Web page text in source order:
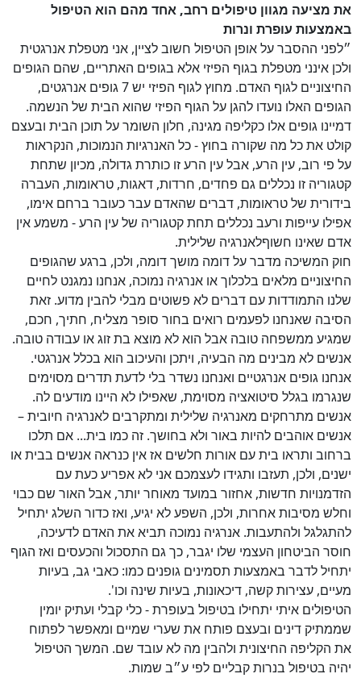
את מציעה מגוון טיפולים רחב, אחד מהם הוא הטיפול
באמצעות עופרת ונרות
״לפני ההסבר על אופן הטיפול חשוב לציין, אני מטפלת אנרגטית
ולכן אינני מטפלת בגוף הפיזי אלא בגופים האתריים, שהם הגופים
החיצוניים לגוף האדם. מחוץ לגוף הפיזי יש 7 גופים אנרגטים,
הגופים האלו נועדו להגן על הגוף הפיזי שהוא הבית של הנשמה.
דמיינו גופים אלו כקליפה מגינה, חלון השומר על תוכן הבית ובעצם
קולט את כל מה שקורה בחוץ - כל האנרגיות הנמוכות, הנקראות
על פי רוב, עין הרע, אבל עין הרע זו כותרת גדולה, מכיון שתחת
קטגוריה זו נכללים גם פחדים, חרדות, דאגות, טראומות, העברה
בידורית של טראומות, דברים שהאדם עבר כעובר ברחם אימו,
אפילו עייפות ורעב נכללים תחת קטגוריה של עין הרע - משמע אין
אדם שאינו חשוףלאנרגיה שלילית.
חוק המשיכה מדבר על דומה מושך דומה, ולכן, ברגע שהגופים
החיצוניים מלאים בלכלוך או אנרגיה נמוכה, אנחנו נמגנט לחיים
שלנו התמודדות עם דברים לא פשוטים מבלי להבין מדוע. זאת
הסיבה שאנחנו לפעמים רואים בחור סופר מצליח, חתיך, חכם,
שמגיע ממשפחה טובה אבל הוא לא מוצא בת זוג או עבודה טובה.
אנשים לא מבינים מה הבעיה, ויתכן והעיכוב הוא בכלל אנרגטי.
אנחנו גופים אנרגטיים ואנחנו נשדר בלי לדעת תדרים מסוימים
שנגרמו בגלל סיטואציה מסוימת, שאפילו לא היינו מודעים לה.
אנשים מתרחקים מאנרגיה שלילית ומתקרבים לאנרגיה חיובית –
אנשים אוהבים להיות באור ולא בחושך. זה כמו בית... אם תלכו
ברחוב ותראו בית עם אורות חלשים אז אין כנראה אנשים בבית או
ישנים, ולכן, תעזבו ותגידו לעצמכם אני לא אפריע כעת עם
הזדמנויות חדשות, אחזור במועד מאוחר יותר, אבל האור שם כבוי
וחלש מסיבות אחרות, ולכן, השפע לא יגיע, ואז כדור השלג יתחיל
להתגלגל ולהתעבות. אנרגיה נמוכה תביא את האדם לדעיכה,
חוסר הביטחון העצמי שלו יגבר, כך גם התסכול והכעסים ואז הגוף
יתחיל לדבר באמצעות תסמינים גופנים כמו: כאבי גב, בעיות
מעיים, עצירות קשה, דיכאונות, בעיות שינה וכו'.
הטיפולים איתי יתחילו בטיפול בעופרת - כלי קבלי ועתיק יומין
שממתיק דינים ובעצם פותח את שערי שמיים ומאפשר לפתוח
את הקליפה החיצונית ולהבין מה לא עובד שם. המשך הטיפול
יהיה בטיפול בנרות קבליים לפי ע״ב שמות.